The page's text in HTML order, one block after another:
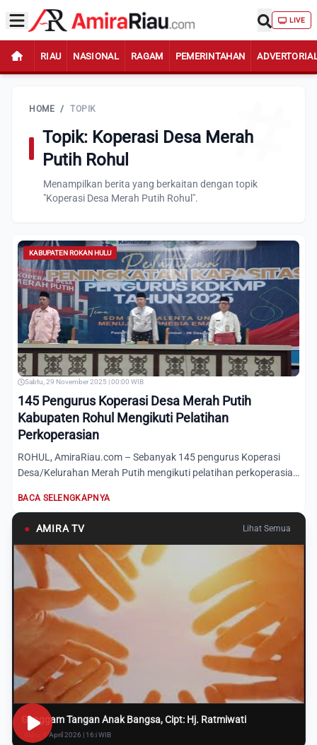
LIVE
RIAU NASIONAL RAGAM PEMERINTAHAN
HOME / TOPIK
Topik: Koperasi Desa Merah
Putih Rohul
Menampilkan berita yang berkaitan dengan topik
"Koperasi Desa Merah Putih Rohul".
KABUPATEN ROKAN HULU
Sabtu, 29 November 2025 | 00:00 WIB
145 Pengurus Koperasi Desa Merah Putih
Kabupaten Rohul Mengikuti Pelatihan
Perkoperasian
ROHUL, AmiraRiau.com – Sebanyak 145 pengurus Koperasi
Desa/Kelurahan Merah Putih mengikuti pelatihan perkoperasian
BACA SELENGKAPNYA
● AMIRA TV Lihat Semua
Genggam Tangan Anak Bangsa, Cipt: Hj. Ratmiwati
Rabu, 8 April 2026 | 16:i WIB